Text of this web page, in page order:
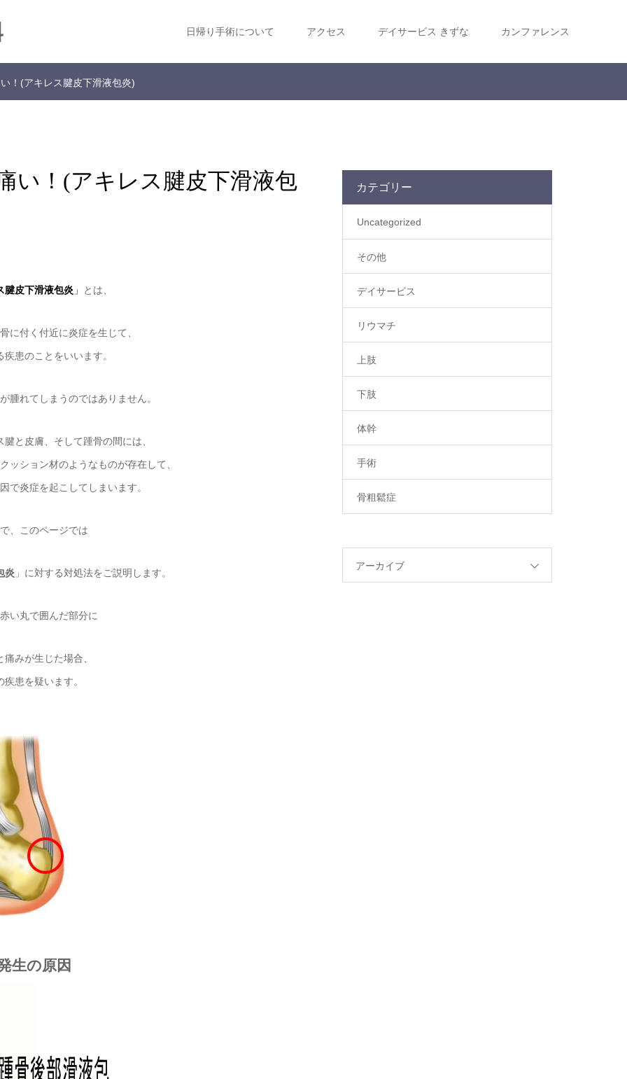
日帰り手術について アクセス デイサービス きずな カンファレンス
！(アキレス腱皮下滑液包炎)
い！(アキレス腱皮下滑液包
腱皮下滑液包炎 」 とは、
に付く付近に炎症を生じて、
疾患のことをいいます。
腫れてしまうのではありません。
と皮膚、そして踵骨の間には、
ッション材のようなものが存在して、
で炎症を起こしてしまいます。
、このページでは
炎 」に対する対処法をご説明します。
い丸で囲んだ部分に
痛みが生じた場合、
疾患を疑います。
生の原因
カテゴリー
Uncategorized
その他
デイサービス
リウマチ
上肢
下肢
体幹
手術
骨粗鬆症
アーカイブ